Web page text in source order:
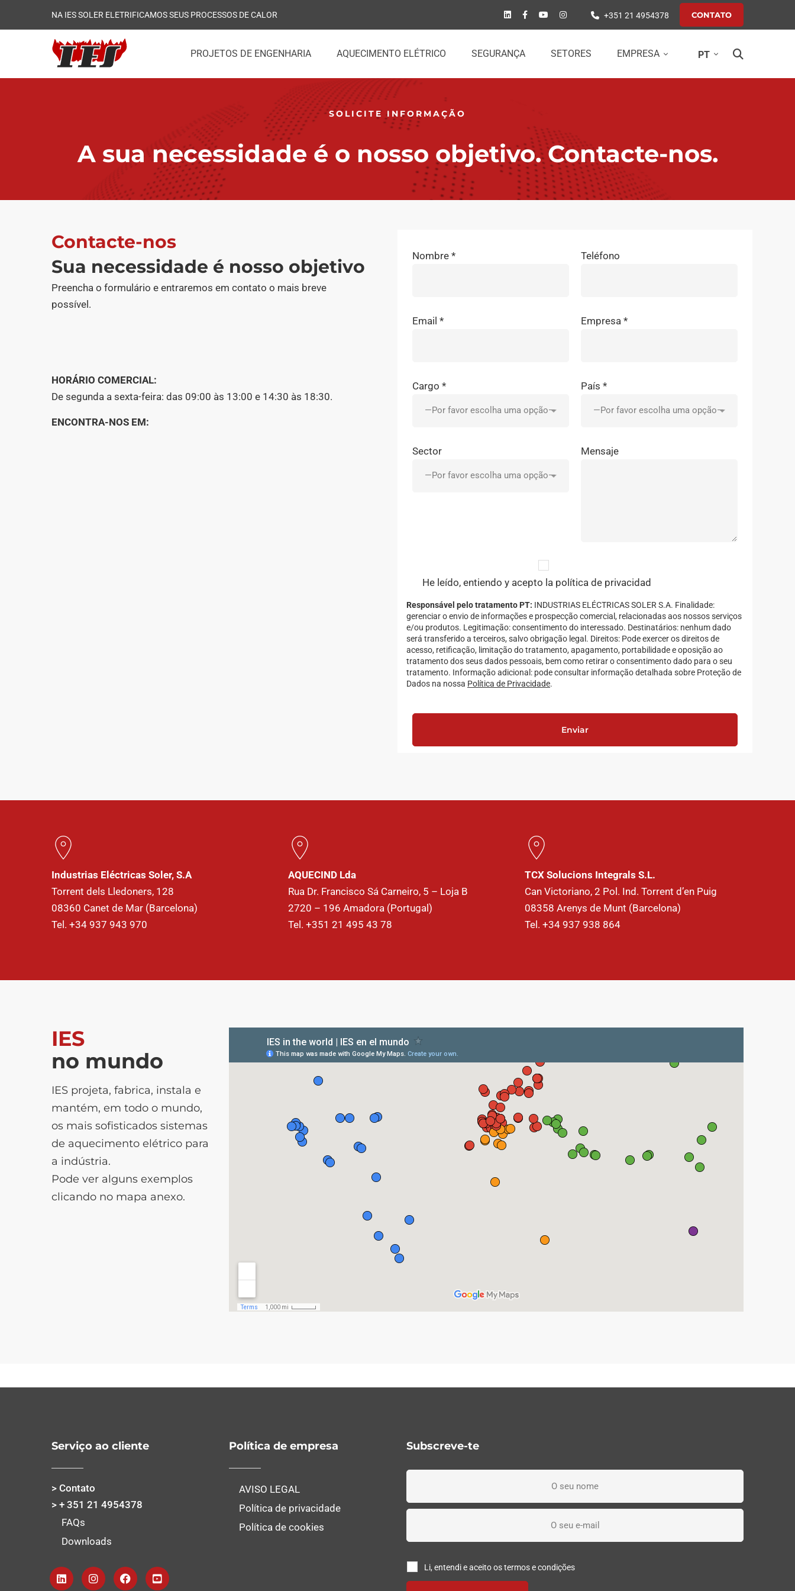
NA IES SOLER ELETRIFICAMOS SEUS PROCESSOS DE CALOR +351 21 4954378 CONTATO
PROJETOS DE ENGENHARIA AQUECIMENTO ELÉTRICO SEGURANÇA SETORES EMPRESA PT
SOLICITE INFORMAÇÃO
A sua necessidade é o nosso objetivo. Contacte-nos.
Contacte-nos
Sua necessidade é nosso objetivo
Preencha o formulário e entraremos em contato o mais breve
possível.
HORÁRIO COMERCIAL:
De segunda a sexta-feira: das 09:00 às 13:00 e 14:30 às 18:30.
ENCONTRA-NOS EM:
Nombre * Teléfono
Email * Empresa *
Cargo * País *
Sector Mensaje
He leído, entiendo y acepto la política de privacidad
Responsável pelo tratamento PT: INDUSTRIAS ELÉCTRICAS SOLER S.A. Finalidade:
gerenciar o envio de informações e prospecção comercial, relacionadas aos nossos serviços
e/ou produtos. Legitimação: consentimento do interessado. Destinatários: nenhum dado
será transferido a terceiros, salvo obrigação legal. Direitos: Pode exercer os direitos de
acesso, retificação, limitação do tratamento, apagamento, portabilidade e oposição ao
tratamento dos seus dados pessoais, bem como retirar o consentimento dado para o seu
tratamento. Informação adicional: pode consultar informação detalhada sobre Proteção de
Dados na nossa Política de Privacidade.
Industrias Eléctricas Soler, S.A
Torrent dels Lledoners, 128
08360 Canet de Mar (Barcelona)
Tel. +34 937 943 970
AQUECIND Lda
Rua Dr. Francisco Sá Carneiro, 5 – Loja B
2720 – 196 Amadora (Portugal)
Tel. +351 21 495 43 78
TCX Solucions Integrals S.L.
Can Victoriano, 2 Pol. Ind. Torrent d’en Puig
08358 Arenys de Munt (Barcelona)
Tel. +34 937 938 864
IES
no mundo
IES projeta, fabrica, instala e
mantém, em todo o mundo,
os mais sofisticados sistemas
de aquecimento elétrico para
a indústria.
Pode ver alguns exemplos
clicando no mapa anexo.
Serviço ao cliente
> Contato
> + 351 21 4954378
FAQs
Downloads
Política de empresa
AVISO LEGAL
Política de privacidade
Política de cookies
Subscreve-te
Li, entendi e aceito os termos e condições